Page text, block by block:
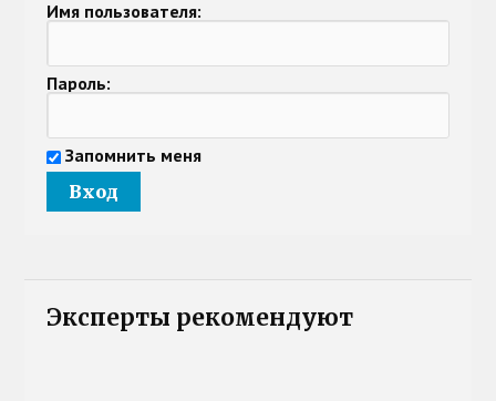
Имя пользователя:
Пароль:
Запомнить меня
Эксперты рекомендуют